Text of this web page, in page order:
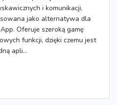
i komunikacji,
jako alternatywa dla
Oferuje szeroką gamę
funkcji, dzięki czemu jest
apli...